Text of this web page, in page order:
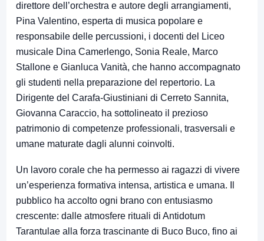
direttore dell’orchestra e autore degli arrangiamenti,
Pina Valentino, esperta di musica popolare e
responsabile delle percussioni, i docenti del Liceo
musicale Dina Camerlengo, Sonia Reale, Marco
Stallone e Gianluca Vanità, che hanno accompagnato
gli studenti nella preparazione del repertorio. La
Dirigente del Carafa-Giustiniani di Cerreto Sannita,
Giovanna Caraccio, ha sottolineato il prezioso
patrimonio di competenze professionali, trasversali e
umane maturate dagli alunni coinvolti.
Un lavoro corale che ha permesso ai ragazzi di vivere
un’esperienza formativa intensa, artistica e umana. Il
pubblico ha accolto ogni brano con entusiasmo
crescente: dalle atmosfere rituali di Antidotum
Tarantulae alla forza trascinante di Buco Buco, fino ai